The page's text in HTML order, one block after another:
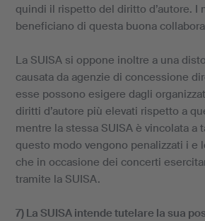
quindi il rispetto del diritto d’autore. I
beneficiano di questa buona
La SUISA si oppone inoltre a una
causata da agenzie di concessione
esse possono esigere dagli
diritti d’autore più elevati rispetto a
mentre la stessa SUISA è vincolata a
questo modo vengono penalizzati i e
che in occasione dei concerti
tramite la SUISA.
7) La SUISA intende tutelare la sua